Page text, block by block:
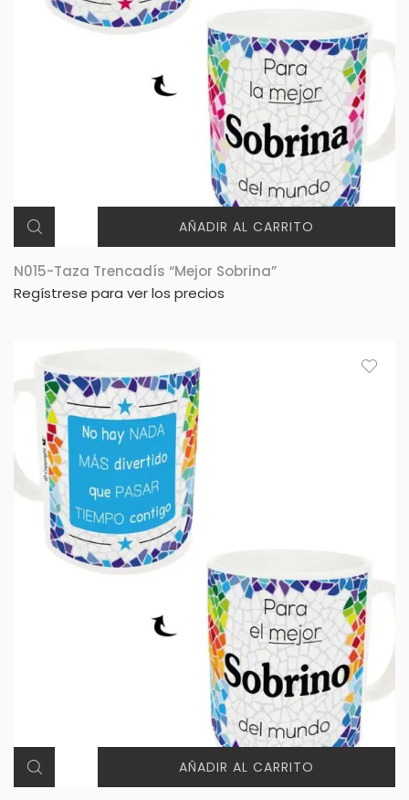
AÑADIR AL CARRITO
N015-Taza Trencadís “Mejor Sobrina”
Regístrese para ver los precios
AÑADIR AL CARRITO